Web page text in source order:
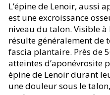
L’épine de Lenoir, aussi
est une excroissance
niveau du talon. Visible
résulte généralement de
fascia plantaire. Près de
atteintes d’aponévrosite
épine de Lenoir durant
une douleur sous le